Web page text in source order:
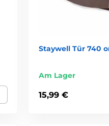
Staywell Tür 740
Am Lager
15,99 €